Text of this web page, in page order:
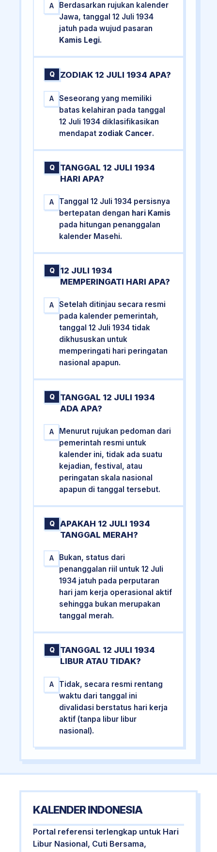
A
Berdasarkan rujukan kalender
Jawa, tanggal 12 Juli 1934
jatuh pada wujud pasaran
Kamis Legi.
Q ZODIAK 12 JULI 1934 APA?
A
Seseorang yang memiliki
batas kelahiran pada tanggal
12 Juli 1934 diklasifikasikan
mendapat zodiak Cancer.
Q
TANGGAL 12 JULI 1934
HARI APA?
A
Tanggal 12 Juli 1934 persisnya
bertepatan dengan hari Kamis
pada hitungan penanggalan
kalender Masehi.
Q
12 JULI 1934
MEMPERINGATI HARI APA?
A
Setelah ditinjau secara resmi
pada kalender pemerintah,
tanggal 12 Juli 1934 tidak
dikhususkan untuk
memperingati hari peringatan
nasional apapun.
Q
TANGGAL 12 JULI 1934
ADA APA?
A
Menurut rujukan pedoman dari
pemerintah resmi untuk
kalender ini, tidak ada suatu
kejadian, festival, atau
peringatan skala nasional
apapun di tanggal tersebut.
Q
APAKAH 12 JULI 1934
TANGGAL MERAH?
A
Bukan, status dari
penanggalan riil untuk 12 Juli
1934 jatuh pada perputaran
hari jam kerja operasional aktif
sehingga bukan merupakan
tanggal merah.
Q
TANGGAL 12 JULI 1934
LIBUR ATAU TIDAK?
A
Tidak, secara resmi rentang
waktu dari tanggal ini
divalidasi berstatus hari kerja
aktif (tanpa libur libur
nasional).
KALENDER INDONESIA
Portal referensi terlengkap untuk Hari
Libur Nasional, Cuti Bersama,